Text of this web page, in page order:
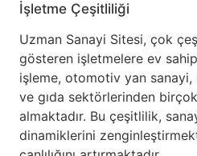
İşletme Çeşitliliği
Uzman Sanayi Sitesi, çok
gösteren işletmelere ev
işleme, otomotiv yan
ve gıda sektörlerinden
almaktadır. Bu çeşitlilik,
dinamiklerini